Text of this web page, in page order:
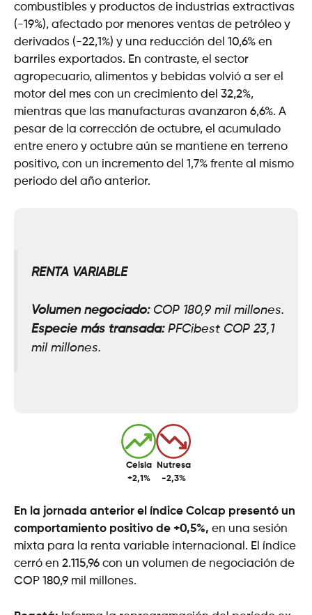
combustibles y productos de industrias extractivas
(-19%), afectado por menores ventas de petróleo y
derivados (-22,1%) y una reducción del 10,6% en
barriles exportados. En contraste, el sector
agropecuario, alimentos y bebidas volvió a ser el
motor del mes con un crecimiento del 32,2%,
mientras que las manufacturas avanzaron 6,6%. A
pesar de la corrección de octubre, el acumulado
entre enero y octubre aún se mantiene en terreno
positivo, con un incremento del 1,7% frente al mismo
periodo del año anterior.
RENTA VARIABLE
Volumen negociado: COP 180,9 mil millones.
Especie más transada: PFCibest COP 23,1
mil millones.
Celsia
+2,1%
Nutresa
-2,3%
En la jornada anterior el índice Colcap presentó un
comportamiento positivo de +0,5%, en una sesión
mixta para la renta variable internacional. El índice
cerró en 2.115,96 con un volumen de negociación de
COP 180,9 mil millones.